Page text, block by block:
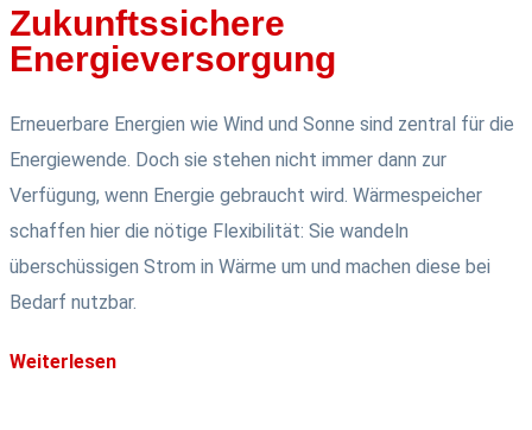
Zukunftssichere
Energieversorgung
Erneuerbare Energien wie Wind und Sonne sind zentral für die
Energiewende. Doch sie stehen nicht immer dann zur
Verfügung, wenn Energie gebraucht wird. Wärmespeicher
schaffen hier die nötige Flexibilität: Sie wandeln
überschüssigen Strom in Wärme um und machen diese bei
Bedarf nutzbar.
Weiterlesen